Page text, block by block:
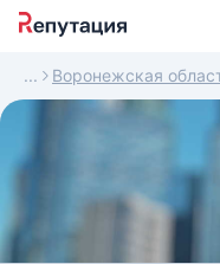
Воронежская